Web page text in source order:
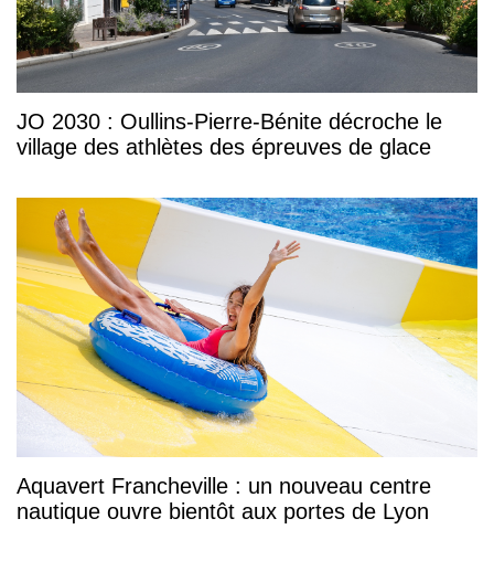
JO 2030 : Oullins-Pierre-Bénite décroche le
village des athlètes des épreuves de glace
Aquavert Francheville : un nouveau centre
nautique ouvre bientôt aux portes de Lyon